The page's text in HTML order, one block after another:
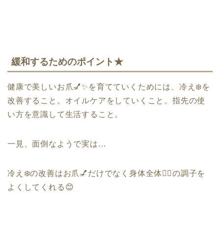
緩和するためのポイント★
健康で美しいお爪💅✨ を育てていくためには、 冷え ❄️を
改善すること。オイルケアをしていくこと。指先の使
い方を意識して生活すること。
一見、面倒なようで実は …
冷え ❄️の改善はお爪 💅 だけでなく身体全体🧘‍♀️の調子を
よくしてくれる 😊